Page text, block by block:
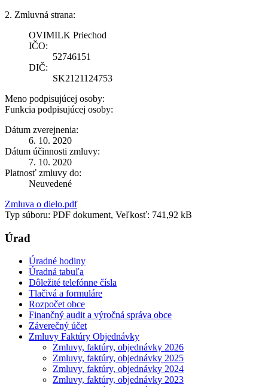
2. Zmluvná strana:
OVIMILK Priechod
IČO:
52746151
DIČ:
SK2121124753
Meno podpisujúcej osoby:
Funkcia podpisujúcej osoby:
Dátum zverejnenia:
6. 10. 2020
Dátum účinnosti zmluvy:
7. 10. 2020
Platnosť zmluvy do:
Neuvedené
Zmluva o dielo.pdf
Typ súboru: PDF dokument, Veľkosť: 741,92 kB
Úrad
Úradné hodiny
Úradná tabuľa
Dôležité telefónne čísla
Tlačivá a formuláre
Rozpočet obce
Finančný audit a výročná správa obce
Záverečný účet
Zmluvy Faktúry Objednávky
Zmluvy, faktúry, objednávky 2026
Zmluvy, faktúry, objednávky 2025
Zmluvy, faktúry, objednávky 2024
Zmluvy, faktúry, objednávky 2023